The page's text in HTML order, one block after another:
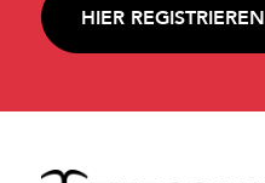
HIER REGISTRIEREN